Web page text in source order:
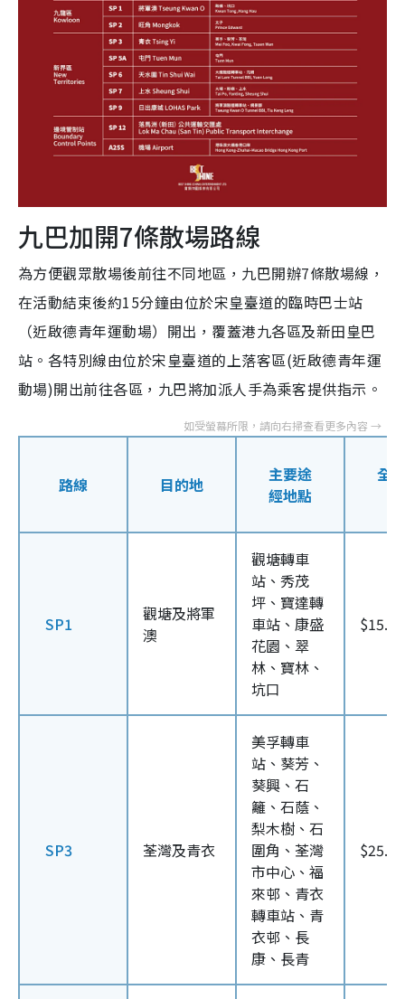
九巴加開7條散場路線
為方便觀眾散場後前往不同地區，九巴開辦7條散場線，
在活動結束後約15分鐘由位於宋皇臺道的臨時巴士站
（近啟德青年運動場）開出，覆蓋港九各區及新田皇巴
站。各特別線由位於宋皇臺道的上落客區(近啟德青年運
動場)開出前往各區，九巴將加派人手為乘客提供指示。
路線 目的地
主要途
經地點
全
SP1
觀塘及將軍
澳
觀塘轉車
站、秀茂
坪、寶達轉
車站、康盛
花園、翠
林、寶林、
坑口
$15.4
SP3 荃灣及青衣
美孚轉車
站、葵芳、
葵興、石
籬、石蔭、
梨木樹、石
圍角、荃灣
市中心、福
來邨、青衣
轉車站、青
衣邨、長
康、長青
$25.6